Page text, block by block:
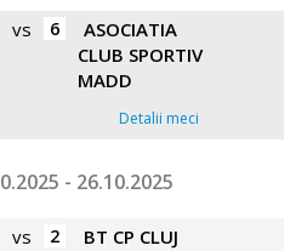
vs 6
ASOCIATIA
CLUB SPORTIV
MADD
Detalii meci
- 26.10.2025
vs 2 BT CP CLUJ